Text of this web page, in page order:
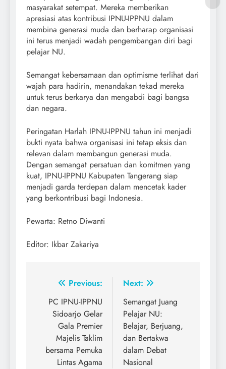
masyarakat setempat. Mereka memberikan
apresiasi atas kontribusi IPNU-IPPNU dalam
membina generasi muda dan berharap organisasi
ini terus menjadi wadah pengembangan diri bagi
pelajar NU.
Semangat kebersamaan dan optimisme terlihat dari
wajah para hadirin, menandakan tekad mereka
untuk terus berkarya dan mengabdi bagi bangsa
dan negara.
Peringatan Harlah IPNU-IPPNU tahun ini menjadi
bukti nyata bahwa organisasi ini tetap eksis dan
relevan dalam membangun generasi muda.
Dengan semangat persatuan dan komitmen yang
kuat, IPNU-IPPNU Kabupaten Tangerang siap
menjadi garda terdepan dalam mencetak kader
yang berkontribusi bagi Indonesia.
Pewarta: Retno Diwanti
Editor: Ikbar Zakariya
Post
navigation
Previous:
PC IPNU-IPPNU
Sidoarjo Gelar
Gala Premier
Majelis Taklim
bersama Pemuka
Lintas Agama
Next:
Semangat Juang
Pelajar NU:
Belajar, Berjuang,
dan Bertakwa
dalam Debat
Nasional